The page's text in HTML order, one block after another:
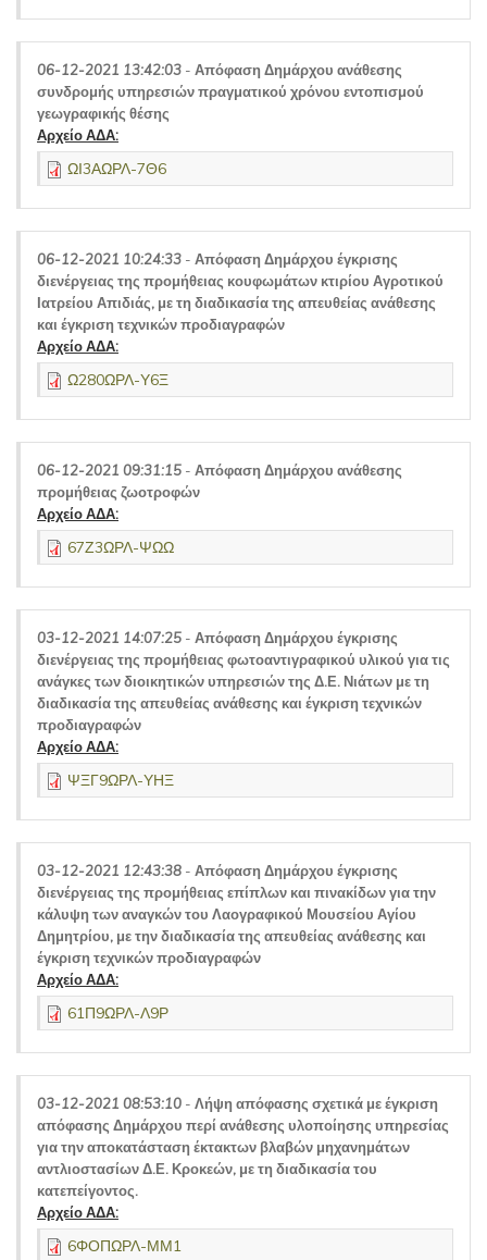
06-12-2021 13:42:03 - Απόφαση Δημάρχου ανάθεσης
συνδρομής υπηρεσιών πραγματικού χρόνου εντοπισμού
γεωγραφικής θέσης
Αρχείο ΑΔΑ:
ΩΙ3ΑΩΡΛ-7Θ6
06-12-2021 10:24:33 - Απόφαση Δημάρχου έγκρισης
διενέργειας της προμήθειας κουφωμάτων κτιρίου Αγροτικού
Ιατρείου Απιδιάς, με τη διαδικασία της απευθείας ανάθεσης
και έγκριση τεχνικών προδιαγραφών
Αρχείο ΑΔΑ:
Ω280ΩΡΛ-Υ6Ξ
06-12-2021 09:31:15 - Απόφαση Δημάρχου ανάθεσης
προμήθειας ζωοτροφών
Αρχείο ΑΔΑ:
67Ζ3ΩΡΛ-ΨΩΩ
03-12-2021 14:07:25 - Απόφαση Δημάρχου έγκρισης
διενέργειας της προμήθειας φωτοαντιγραφικού υλικού για τις
ανάγκες των διοικητικών υπηρεσιών της Δ.Ε. Νιάτων με τη
διαδικασία της απευθείας ανάθεσης και έγκριση τεχνικών
προδιαγραφών
Αρχείο ΑΔΑ:
ΨΞΓ9ΩΡΛ-ΥΗΞ
03-12-2021 12:43:38 - Απόφαση Δημάρχου έγκρισης
διενέργειας της προμήθειας επίπλων και πινακίδων για την
κάλυψη των αναγκών του Λαογραφικού Μουσείου Αγίου
Δημητρίου, με την διαδικασία της απευθείας ανάθεσης και
έγκριση τεχνικών προδιαγραφών
Αρχείο ΑΔΑ:
61Π9ΩΡΛ-Λ9Ρ
03-12-2021 08:53:10 - Λήψη απόφασης σχετικά με έγκριση
απόφασης Δημάρχου περί ανάθεσης υλοποίησης υπηρεσίας
για την αποκατάσταση έκτακτων βλαβών μηχανημάτων
αντλιοστασίων Δ.Ε. Κροκεών, με τη διαδικασία του
κατεπείγοντος.
Αρχείο ΑΔΑ:
6ΦΟΠΩΡΛ-ΜΜ1